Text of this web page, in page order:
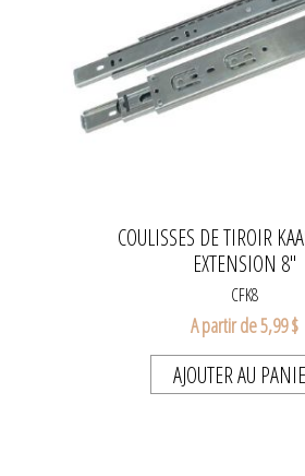
COULISSES DE TIROIR
EXTENSION 8"
CFK8
A partir de 5,99 $
AJOUTER AU